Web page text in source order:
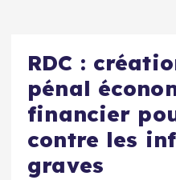
RDC :
pénal
financier
contre les
graves